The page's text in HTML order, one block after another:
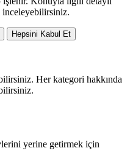
Hepsini Kabul Et
Her kategori hakkında
yerine getirmek için